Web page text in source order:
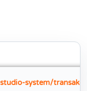
system/